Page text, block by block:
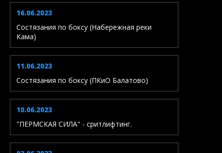
16.06.2023
Состязания по боксу (Набережная реки
Кама)
11.06.2023
Состязания по боксу (ПКиО Балатово)
10.06.2023
"ПЕРМСКАЯ СИЛА" - сритлифтинг.